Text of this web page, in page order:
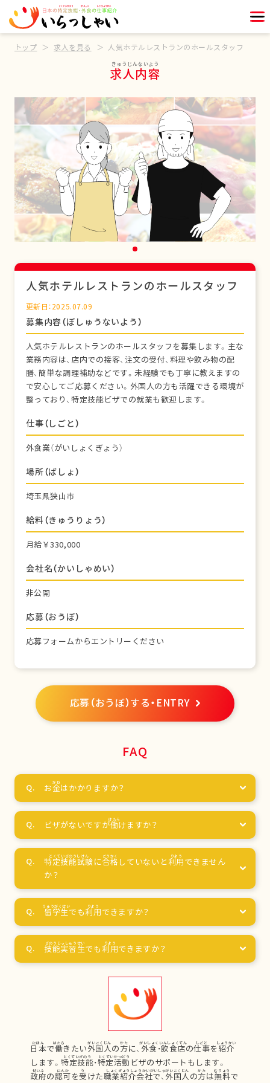
トップ 求人を見る 人気ホテルレストランのホールスタッフ
求人内容
人気ホテルレストランのホールスタッフ
更新日：2025.07.09
募集内容（ぼしゅうないよう）
人気ホテルレストランのホールスタッフを募集します。主な
業務内容は、店内での接客、注文の受付、料理や飲み物の配
膳、簡単な調理補助などです。未経験でも丁寧に教えますの
で安心してご応募ください。外国人の方も活躍できる環境が
整っており、特定技能ビザでの就業も歓迎します。
仕事（しごと）
外食業（がいしょくぎょう）
場所（ばしょ）
埼玉県狭山市
給料（きゅうりょう）
月給￥330,000
会社名（かいしゃめい）
非公開
応募（おうぼ）
応募フォームからエントリーください
応募（おうぼ）する・ENTRY
FAQ
お金はかかりますか？
ビザがないですが働けますか？
特定技能試験に合格 していないと利用 できません
か？
留学生でも利用 できますか？
技能実習生でも利用できますか？
日本で働きたい外国人の方に、 外食 ・飲食店の仕事を紹介
します。特定技能・特定活動 ビザのサポートもします。
政府の認可を受けた職業紹介会社で、 外国人の方は無料で